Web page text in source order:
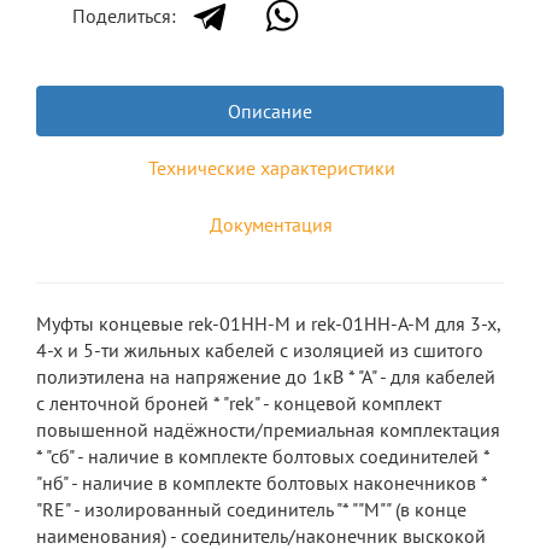
Поделиться:
Описание
Технические характеристики
Документация
Муфты концевые rek-01HH-M и rek-01HH-А-M для 3-х,
4-х и 5-ти жильных кабелей с изоляцией из сшитого
полиэтилена на напряжение до 1кВ * "А" - для кабелей
с ленточной броней * "rek" - концевой комплект
повышенной надёжности/премиальная комплектация
* "сб" - наличие в комплекте болтовых соединителей *
"нб" - наличие в комплекте болтовых наконечников *
"RE" - изолированный соединитель "* ""М"" (в конце
наименования) - соединитель/наконечник выскокой